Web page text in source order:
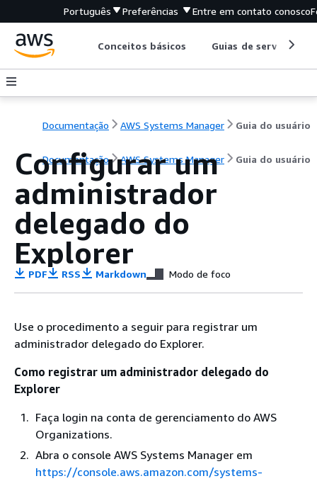
Português Preferências Entre em contato conosco
Conceitos básicos Guias de serviço
Documentação AWS Systems Manager Guia do usuário
Documentação AWS Systems Manager Guia do usuário
Configurar um
administrador
delegado do
Explorer
PDF RSS Markdown Modo de foco
Use o procedimento a seguir para registrar um
administrador delegado do Explorer.
Como registrar um administrador delegado do
Explorer
Faça login na conta de gerenciamento do AWS
Organizations.
Abra o console AWS Systems Manager em
https://console.aws.amazon.com/systems-